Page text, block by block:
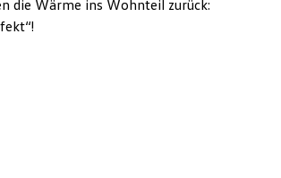
die Wärme ins Wohnteil zurück: